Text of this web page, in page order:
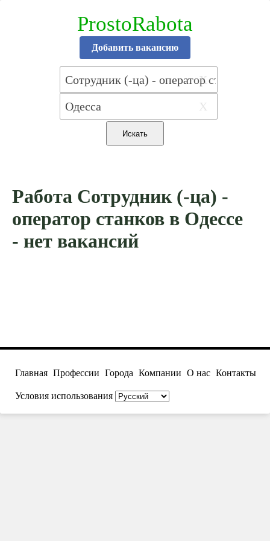
ProstoRabota
Добавить вакансию
X
X
Работа Сотрудник (-ца) -
оператор станков в Одессе
- нет вакансий
Главная Профессии Города Компании О нас Контакты
Условия использования